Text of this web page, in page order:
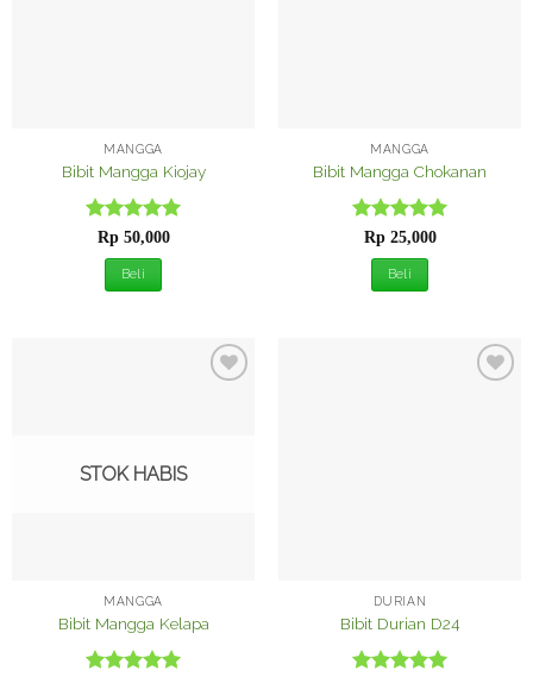
MANGGA
Bibit Mangga Kiojay
Dinilai5
dari 5
Rp50,000
Beli
MANGGA
Bibit Mangga Chokanan
Dinilai5
dari 5
Rp25,000
Beli
STOK HABIS
MANGGA
Bibit Mangga Kelapa
DURIAN
Bibit Durian D24